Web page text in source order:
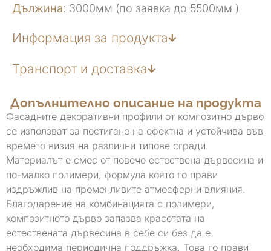
Дължина: 3000мм (по заявка до 5500мм )
Информация за продукта
Транспорт и доставка
Допълнително описание на продукта
Фасадните декоративни профили от композитно дърво
се използват за постигане на ефектна и устойчива във
времето визия на различни типове сгради.
Материалът е смес от повече естествена дървесина и
по-малко полимери, формула която го прави
издръжлив на променливите атмосферни влияния.
Благодарение на комбинацията с полимери,
композитното дърво запазва красотата на
естествената дървесина в себе си без да е
необходима периодична поддръжка. Това го прави